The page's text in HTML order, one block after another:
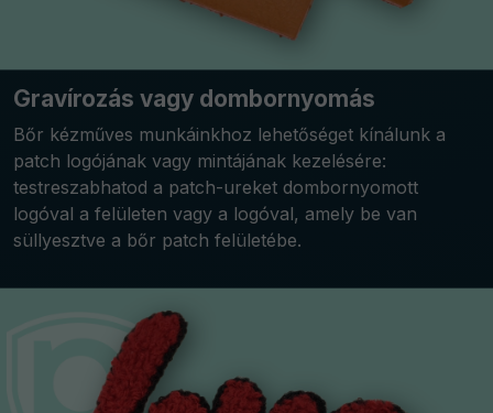
Gravírozás vagy dombornyomás
Bőr kézműves munkáinkhoz lehetőséget kínálunk a
patch logójának vagy mintájának kezelésére:
testreszabhatod a patch-ureket dombornyomott
logóval a felületen vagy a logóval, amely be van
süllyesztve a bőr patch felületébe.